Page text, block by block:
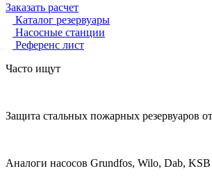
Заказать расчет
Каталог резервуары
Насосные станции
Референс лист
Часто ищут
Защита стальных пожарных резервуаров
Аналоги насосов Grundfos, Wilo, Dab, KSB